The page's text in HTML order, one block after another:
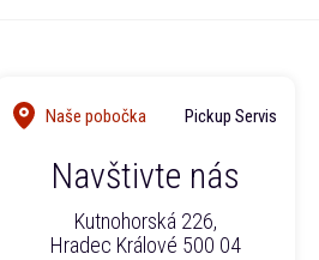
Naše pobočka Pickup Servis
Navštivte nás
Kutnohorská 226,
Hradec Králové 500 04